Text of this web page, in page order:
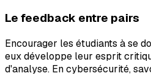
Le feedback entre pairs
Encourager les étudiants à se
eux développe leur esprit
d'analyse. En cybersécurité,